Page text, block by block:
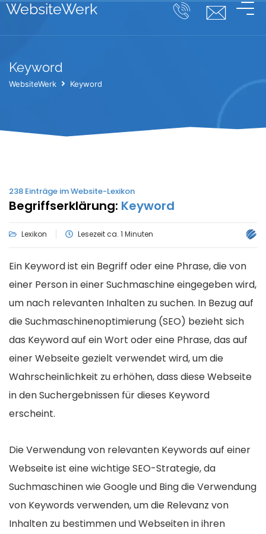
WebsiteWerk
Keyword
WebsiteWerk Keyword
238 Einträge im Website-Lexikon
Begriffserklärung: Keyword
Lexikon Lesezeit ca. 1 Minuten
Ein Keyword ist ein Begriff oder eine Phrase, die von
einer Person in einer Suchmaschine eingegeben wird,
um nach relevanten Inhalten zu suchen. In Bezug auf
die Suchmaschinenoptimierung (SEO) bezieht sich
das Keyword auf ein Wort oder eine Phrase, das auf
einer Webseite gezielt verwendet wird, um die
Wahrscheinlichkeit zu erhöhen, dass diese Webseite
in den Suchergebnissen für dieses Keyword
erscheint.
Die Verwendung von relevanten Keywords auf einer
Webseite ist eine wichtige SEO-Strategie, da
Suchmaschinen wie Google und Bing die Verwendung
von Keywords verwenden, um die Relevanz von
Inhalten zu bestimmen und Webseiten in ihren